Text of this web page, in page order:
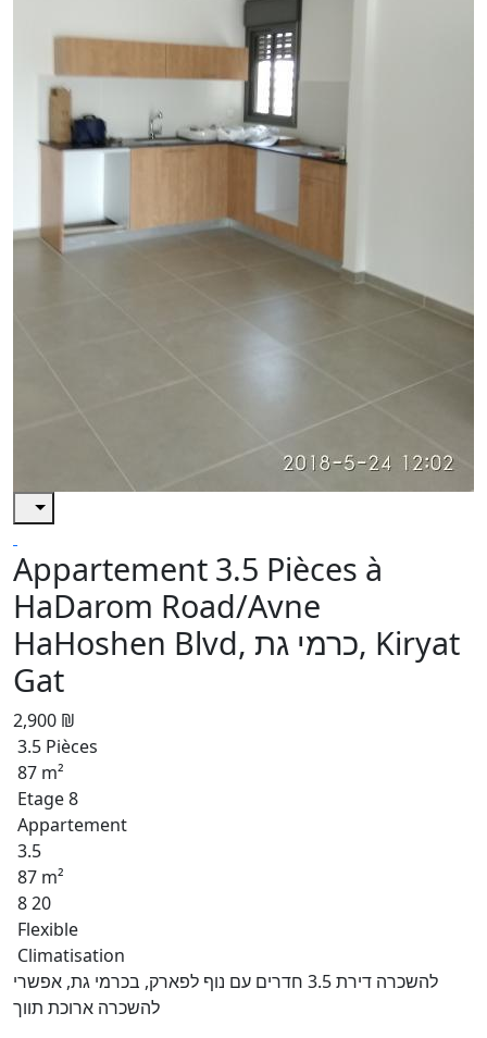
Appartement 3.5 Pièces à
HaDarom Road/Avne
HaHoshen Blvd, כרמי גת, Kiryat
Gat
2,900 ₪
3.5 Pièces
87 m²
Etage 8
Appartement
3.5
87 m²
8 20
Flexible
Climatisation
להשכרה דירת 3.5 חדרים עם נוף לפארק, בכרמי גת, אפשרי
להשכרה ארוכת תווך